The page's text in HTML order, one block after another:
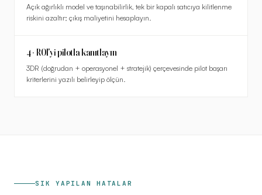
Açık ağırlıklı model ve taşınabilirlik, tek bir kapalı satıcıya kilitlenme
riskini azaltır; çıkış maliyetini hesaplayın.
4 · ROI'yi pilotla kanıtlayın
3DR (doğrudan + operasyonel + stratejik) çerçevesinde pilot başarı
kriterlerini yazılı belirleyip ölçün.
SIK YAPILAN HATALAR